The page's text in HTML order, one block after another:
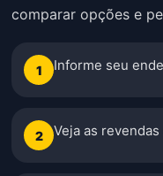
comparar opções e
1 Informe seu
2 Veja as